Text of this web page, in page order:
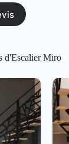
d'Escalier Miro